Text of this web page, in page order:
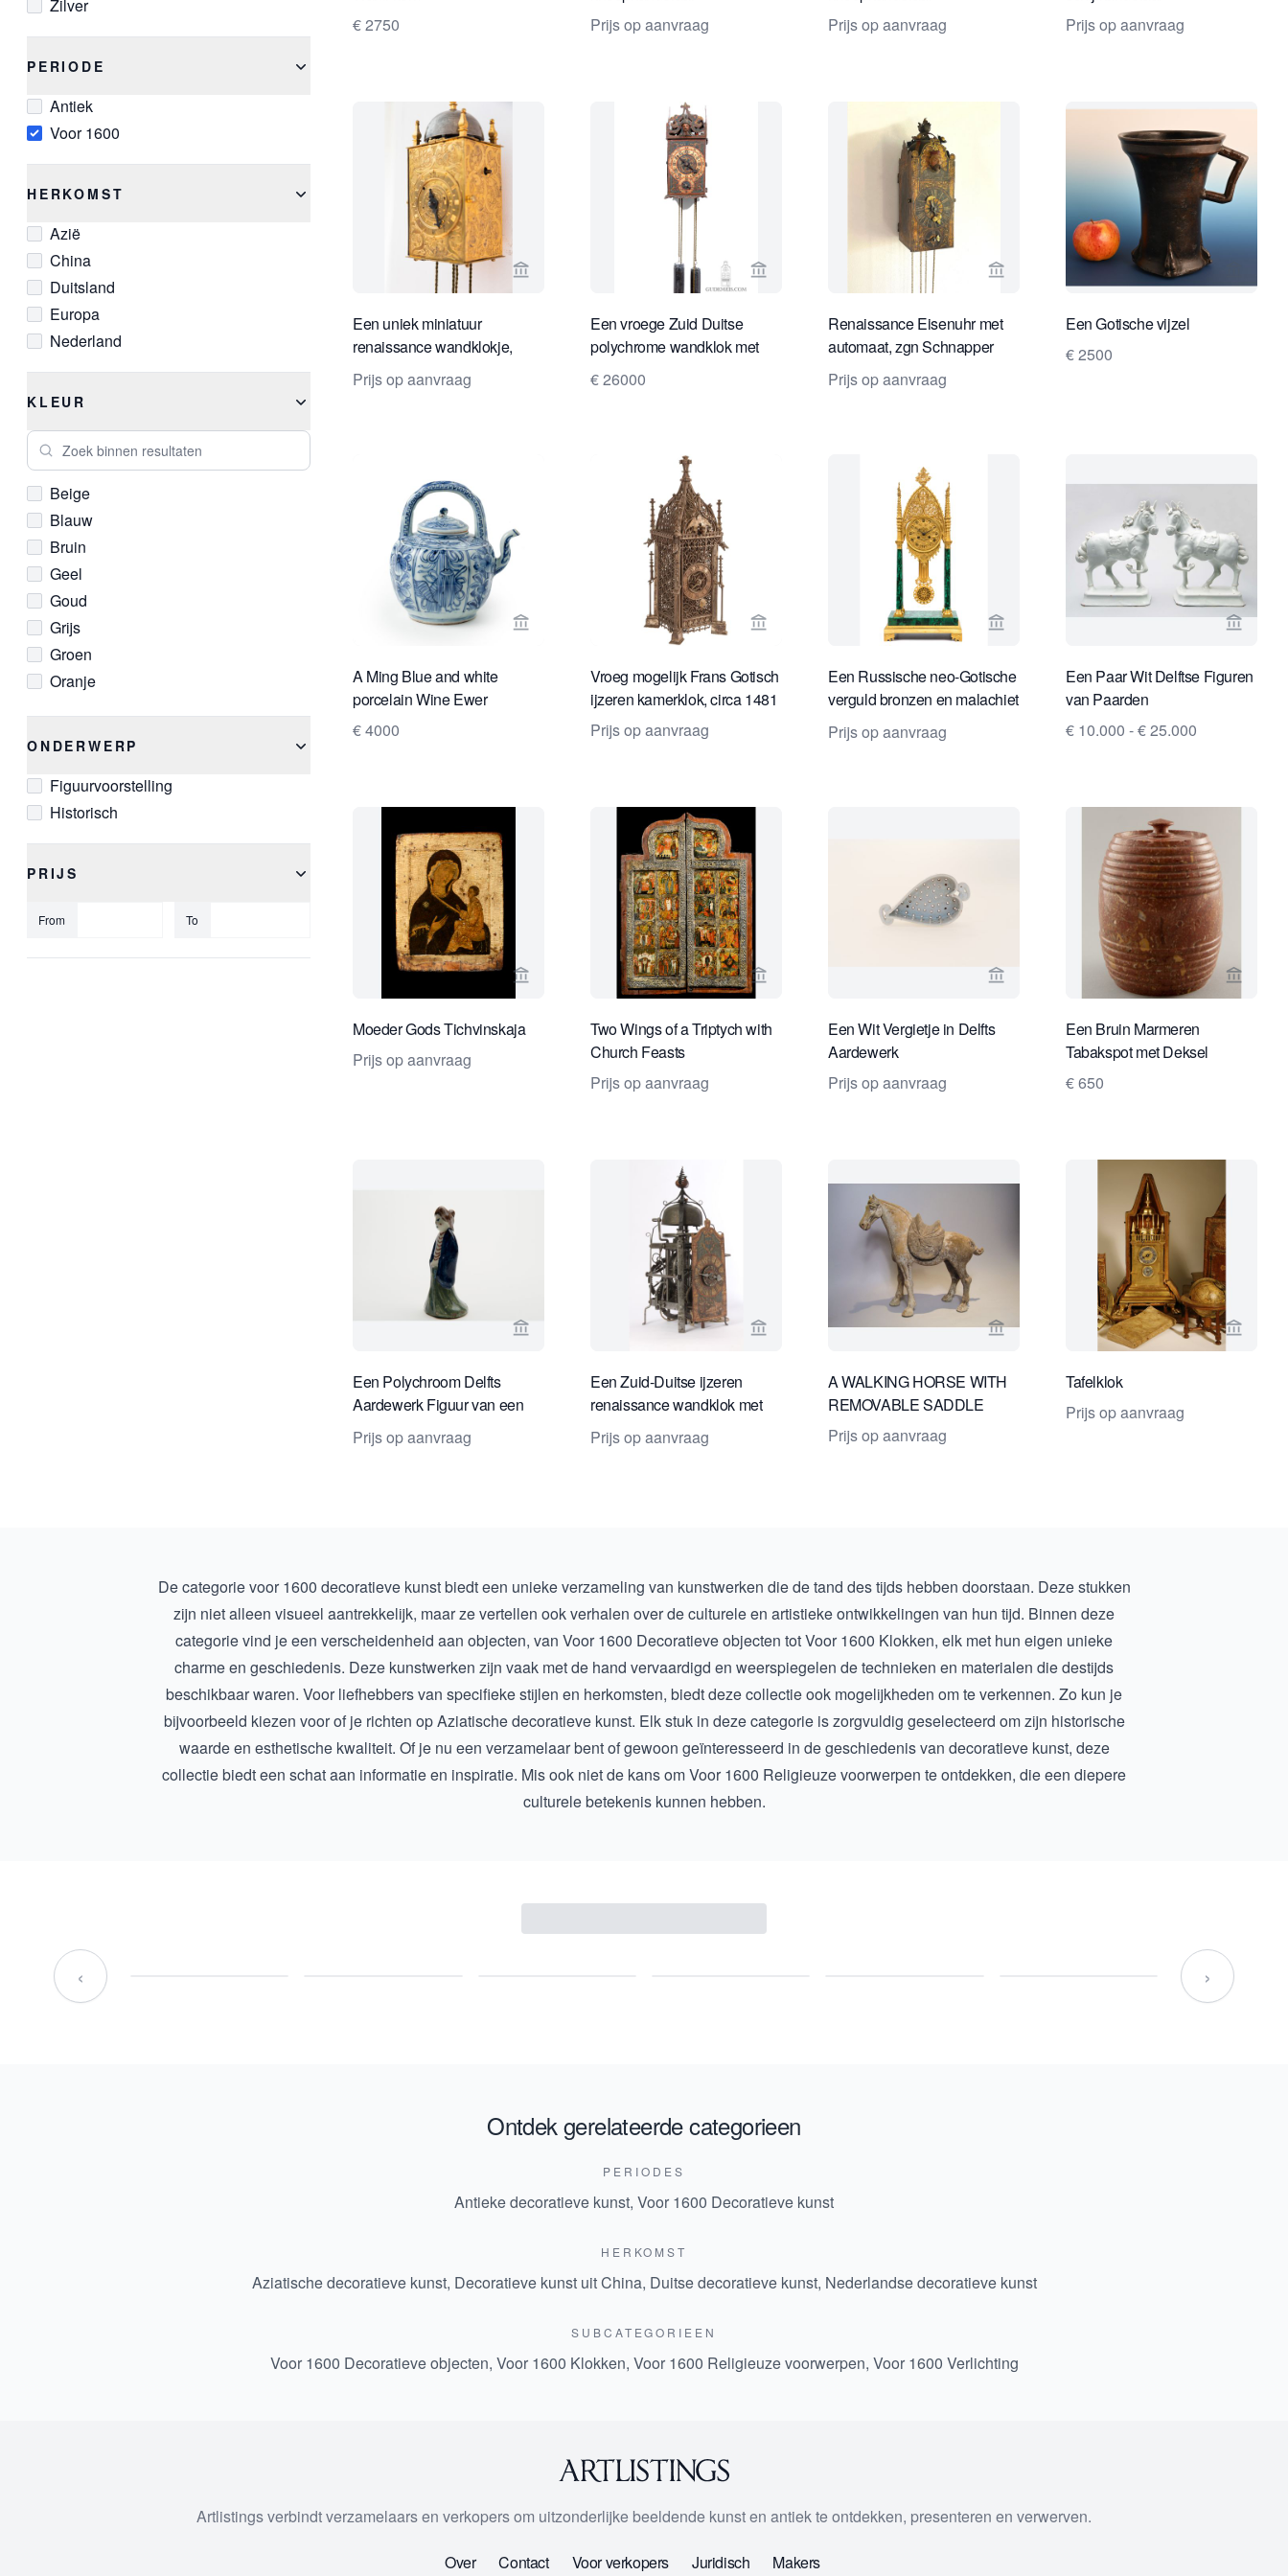
Zilver
PERIODE
Antiek
Voor 1600
HERKOMST
Azië
China
Duitsland
Europa
Nederland
KLEUR
Zoek binnen resultaten
Beige
Blauw
Bruin
Geel
Goud
Grijs
Groen
Oranje
ONDERWERP
Figuurvoorstelling
Historisch
PRIJS
From To
€ 2750
Prijs op aanvraag
Prijs op aanvraag
Prijs op aanvraag
Bekijk verkoperspagina van Van Dreven Antique Clocks
Een uniek miniatuur
renaissance wandklokje,
Zuid Duits, ca. 1600.
Prijs op aanvraag
Bekijk verkoperspagina van Gude & Meis Antique Clocks
Een vroege Zuid Duitse
polychrome wandklok met
mechaniek, circa 1590.
€ 26000
Bekijk verkoperspagina van Van Dreven
Renaissance Eisenuhr met
automaat, zgn Schnapper
circa 1600.
Prijs op aanvraag
Een Gotische vijzel
€ 2500
Bekijk verkoperspagina van Daatselaar Fine Art & Antiques
A Ming Blue and white
porcelain Wine Ewer
€ 4000
Bekijk verkoperspagina van Toebosch Antiques
Vroeg mogelijk Frans Gotisch
ijzeren kamerklok, circa 1481
Prijs op aanvraag
Bekijk verkoperspagina van Toebosch
Een Russische neo-Gotische
verguld bronzen en malachiet
gefineerde pendule,
omstreeks 1830
Prijs op aanvraag
Bekijk
Een Paar Wit Delftse Figuren
van Paarden
€ 10.000 - € 25.000
Bekijk verkoperspagina van Jan Morsink Ikonen
Moeder Gods Tichvinskaja
Prijs op aanvraag
Bekijk verkoperspagina van Jan Morsink Ikonen
Two Wings of a Triptych with
Church Feasts
Prijs op aanvraag
Bekijk verkoperspagina van Van Nie
Een Wit Vergietje in Delfts
Aardewerk
Prijs op aanvraag
Bekijk
Een Bruin Marmeren
Tabakspot met Deksel
€ 650
Bekijk verkoperspagina van Van Nie Antiquairs
Een Polychroom Delfts
Aardewerk Figuur van een
Orientaalse Dame
Prijs op aanvraag
Bekijk verkoperspagina van Toebosch Antiques
Een Zuid-Duitse ijzeren
renaissance wandklok met
wekkerwerk, gedateerd 1608
Prijs op aanvraag
Bekijk verkoperspagina van Becker
A WALKING HORSE WITH
REMOVABLE SADDLE
Prijs op aanvraag
Bekijk
Tafelklok
Prijs op aanvraag
De categorie voor 1600 decoratieve kunst biedt een unieke verzameling van kunstwerken die de tand des tijds hebben doorstaan. Deze stukken
zijn niet alleen visueel aantrekkelijk, maar ze vertellen ook verhalen over de culturele en artistieke ontwikkelingen van hun tijd. Binnen deze
categorie vind je een verscheidenheid aan objecten, van Voor 1600 Decoratieve objecten totVoor 1600 Klokken, elk met hun eigen unieke
charme en geschiedenis. Deze kunstwerken zijn vaak met de hand vervaardigd en weerspiegelen de technieken en materialen die destijds
beschikbaar waren. Voor liefhebbers van specifieke stijlen en herkomsten, biedt deze collectie ook mogelijkheden om te verkennen. Zo kun je
bijvoorbeeld kiezen voor of je richten opAziatische decoratieve kunst. Elk stuk in deze categorie is zorgvuldig geselecteerd om zijn historische
waarde en esthetische kwaliteit. Of je nu een verzamelaar bent of gewoon geïnteresseerd in de geschiedenis van decoratieve kunst, deze
collectie biedt een schat aan informatie en inspiratie. Mis ook niet de kans omVoor 1600 Religieuze voorwerpen te ontdekken, die een diepere
culturele betekenis kunnen hebben.
‹ ›
Ontdek gerelateerde categorieen
PERIODES
Antieke decoratieve kunst, Voor 1600 Decoratieve kunst
HERKOMST
Aziatische decoratieve kunst, Decoratieve kunst uit China, Duitse decoratieve kunst, Nederlandse decoratieve kunst
SUBCATEGORIEEN
Voor 1600 Decoratieve objecten, Voor 1600 Klokken, Voor 1600 Religieuze voorwerpen, Voor 1600 Verlichting
Artlistings verbindt verzamelaars en verkopers om uitzonderlijke beeldende kunst en antiek te ontdekken, presenteren en verwerven.
Over Contact Voor verkopers Juridisch Makers